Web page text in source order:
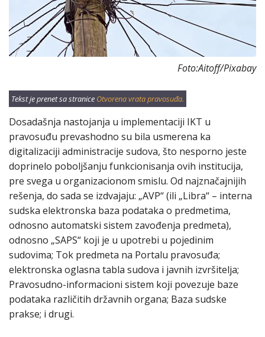
Foto:Aitoff/Pixabay
Tekst je prenet sa stranice Otvorena vrata pravosuđa.
Dosadašnja nastojanja u implementaciji IKT u
pravosuđu prevashodno su bila usmerena ka
digitalizaciji administracije sudova, što nesporno jeste
doprinelo poboljšanju funkcionisanja ovih institucija,
pre svega u organizacionom smislu. Od najznačajnijih
rešenja, do sada se izdvajaju: „AVP“ (ili „Libra“ – interna
sudska elektronska baza podataka o predmetima,
odnosno automatski sistem zavođenja predmeta),
odnosno „SAPS“ koji je u upotrebi u pojedinim
sudovima; Tok predmeta na Portalu pravosuđa;
elektronska oglasna tabla sudova i javnih izvršitelja;
Pravosudno-informacioni sistem koji povezuje baze
podataka različitih državnih organa; Baza sudske
prakse; i drugi.